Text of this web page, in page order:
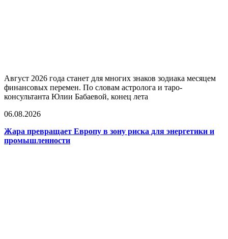
Август 2026 года станет для многих знаков зодиака месяцем
финансовых перемен. По словам астролога и таро-
консультанта Юлии Бабаевой, конец лета
06.08.2026
Жара превращает Европу в зону риска для энергетики и
промышленности